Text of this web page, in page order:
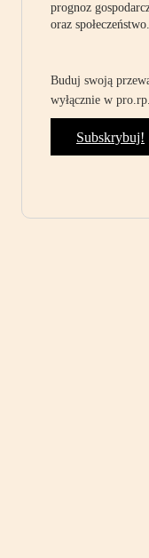
prognoz
oraz społeczeństwo.
Buduj swoją
wyłącznie w
Subskrybuj!